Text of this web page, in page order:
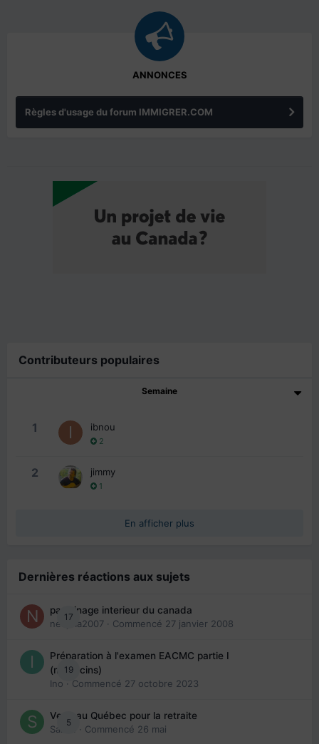
ANNONCES
Règles d'usage du forum IMMIGRER.COM
Contributeurs populaires
Semaine
1 ibnou
2
2 jimmy
1
En afficher plus
Dernières réactions aux sujets
17
parrainage interieur du canada
nedjma2007 · Commencé 27 janvier 2008
19
Préparation à l'examen EACMC partie I
(médecins)
Ino · Commencé 27 octobre 2023
5
Venir au Québec pour la retraite
Sab74
· Commencé 26 mai